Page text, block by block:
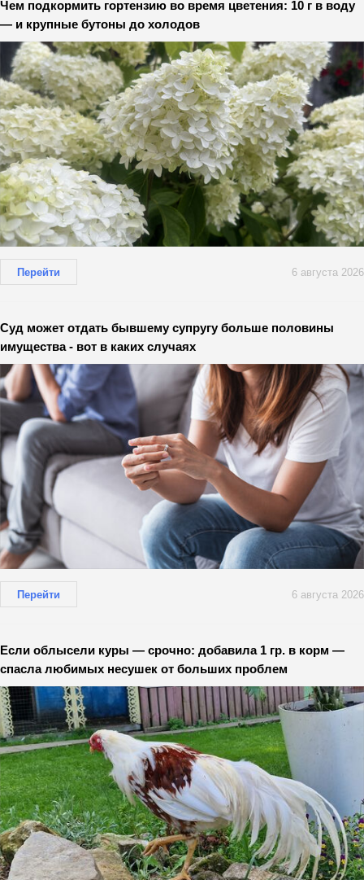
Чем подкормить гортензию во время цветения: 10 г в воду
— и крупные бутоны до холодов
Перейти 6 августа 2026
Суд может отдать бывшему супругу больше половины
имущества - вот в каких случаях
Перейти 6 августа 2026
Если облысели куры — срочно: добавила 1 гр. в корм —
спасла любимых несушек от больших проблем